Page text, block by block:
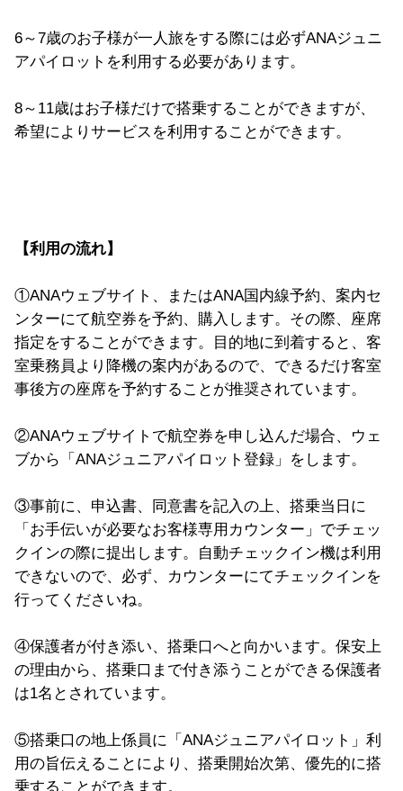
6～7歳のお子様が一人旅をする際には必ずANAジュニ
アパイロットを利用する必要があります。
8～11歳はお子様だけで搭乗することができますが、
希望によりサービスを利用することができます。
【利用の流れ】
①ANAウェブサイト、またはANA国内線予約、案内セ
ンターにて航空券を予約、購入します。その際、座席
指定をすることができます。目的地に到着すると、客
室乗務員より降機の案内があるので、できるだけ客室
事後方の座席を予約することが推奨されています。
②ANAウェブサイトで航空券を申し込んだ場合、ウェ
ブから「ANAジュニアパイロット登録」をします。
③事前に、申込書、同意書を記入の上、搭乗当日に
「お手伝いが必要なお客様専用カウンター」でチェッ
クインの際に提出します。自動チェックイン機は利用
できないので、必ず、カウンターにてチェックインを
行ってくださいね。
④保護者が付き添い、搭乗口へと向かいます。保安上
の理由から、搭乗口まで付き添うことができる保護者
は1名とされています。
⑤搭乗口の地上係員に「ANAジュニアパイロット」利
用の旨伝えることにより、搭乗開始次第、優先的に搭
乗することができます。